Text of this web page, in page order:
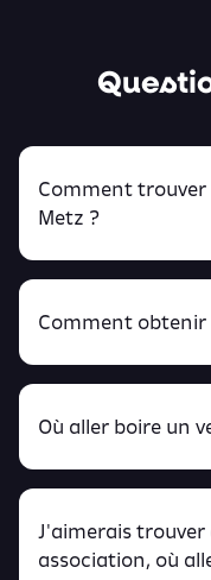
Comment
Metz ?
Comment obtenir
Retrouve toutes
Où aller boire un
J'aimerais
association, où